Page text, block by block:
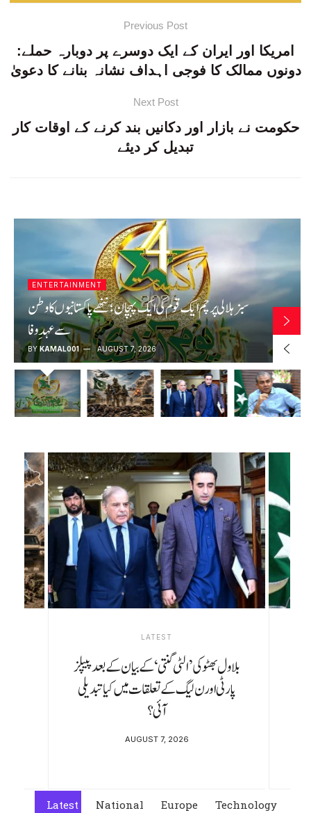
Previous Post
امریکا اور ایران کے ایک دوسرے پر دوبارہ حملے:
دونوں ممالک کا فوجی اہداف نشانہ بنانے کا دعویٰ
Next Post
حکومت نے بازار اور دکانیں بند کرنے کے اوقات کار
تبدیل کر دیئے
LATEST
خیبرپختونخوا میں سیکیورٹی فورسز کی کارروائیاں، بھارتی
سرپرستی میں سرگرم 10 خوارج ہلاک، آئی ایس پی آر
BY KAMAL001 AUGUST 7, 2026
LATEST
موجودہ نظام کہیں نہیں جا رہا، وزیراعظم مدت
پوری کریں گے: محسن نقوی
AUGUST 6, 2026
Latest National Europe
Technology